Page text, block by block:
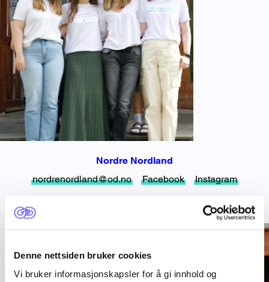
Denne nettsiden bruker cookies
Vi bruker informasjonskapsler for å gi innhold og
Nordre Nordland
nordrenordland@od.no
Facebook Instagram